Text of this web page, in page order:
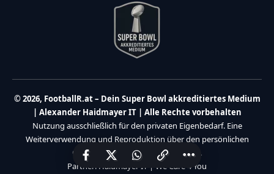
© 2026, FootballR.at – Dein Super Bowl akkreditiertes Medium
| Alexander Haidmayer IT | Alle Rechte vorbehalten
Nutzung ausschließlich für den privaten Eigenbedarf. Eine
Weiterverwendung und Reproduktion über den persönlichen
Gebrauch hinaus ist nicht gestattet.
Partner: Haidmayer IT | We Care 4 You